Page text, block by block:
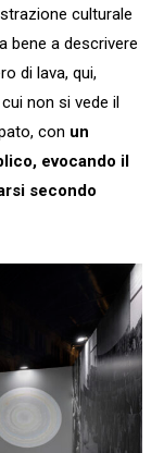
culturale
bene a descrivere
di lava, qui,
non si vede il
con un
evocando il
secondo